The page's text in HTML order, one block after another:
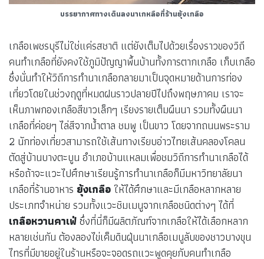
บรรยากาศทางเดินลงนาเกหลือที่ร้านยุ้งเกลือ
เกลือเพชรบุรีไม่ใช่แค่รสชาติ แต่ยังเต็มไปด้วยเรื่องราวของวิถี
คนทำเกลือที่ยังคงใช้ภูมิปัญญาพื้นบ้านทั้งการตากเกลือ เก็บเกลือ
ซึ่งนั่นทำให้วิถีการทำนาเกลือกลายมาเป็นจุดหมายด้านการท่อง
เที่ยวโดยในช่วงฤดูที่หมดฝนราวปลายปีไปถึงพฤษภาคม เราจะ
เห็นภาพกองเกลือสีขาวเล็กๆ เรียงรายเต็มผืนนา รวมทั้งผืนนา
เกลือที่ค่อยๆ ไล่สีจากน้ำตาล ชมพู เป็นขาว โดยจากถนนพระราม
2 นักท่องเที่ยวสามารถใช้เส้นทางเรียบอ่าวไทยเส้นคลองโคลน
ตัดสู่บ้านบางตะบูน อำเภอบ้านแหลมเพื่อชมวิถีการทำนาเกลือได้
หรือถ้าจะแวะไปศึกษาเรียนรู้การทำนาเกลือก็มีมหาวิทยาลัยนา
เกลือที่ร้านอาหาร ยุ้งเกลือให้ได้ศึกษาและมีเกลือหลากหลาย
ประเภทจำหน่าย รวมทั้งแวะชิมเมนูจากเกลือชนิดต่างๆ ได้ที่
เกลือหวานคาเฟ่ซึ่งที่นี่ก็มีผลิตภัณฑ์จากเกลือให้ได้เลือกหลาก
หลายเช่นกัน ต้องลองไข่เค็มดินฝุ่นนาเกลือเมนูลับของชาวบางขุน
ไทรที่มีขายอยู่ในร้านหรือจะจอดรถแวะพูดคุยกับคนทำเกลือ